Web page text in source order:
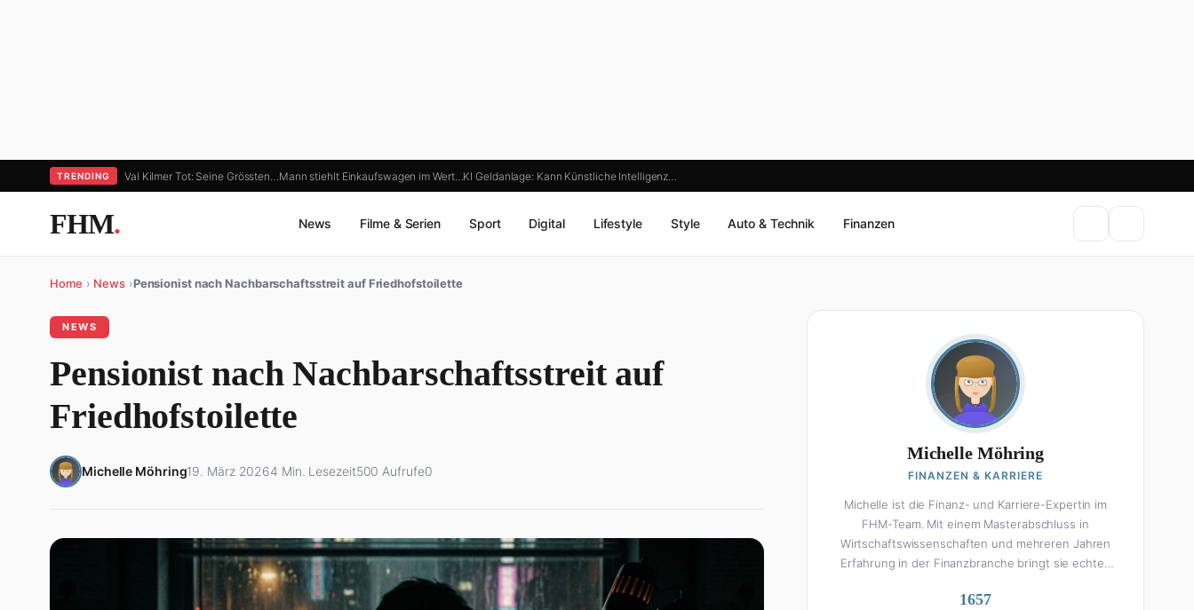
TRENDING Val Kilmer Tot: Seine Grössten… Mann stiehlt Einkaufswagen im Wert… KI Geldanlage: Kann Künstliche Intelligenz…
FHM. News Filme & Serien Sport Digital Lifestyle Style Auto & Technik Finanzen
Home › News ›Pensionist nach Nachbarschaftsstreit auf Friedhofstoilette
NEWS
Pensionist nach Nachbarschaftsstreit auf
Friedhofstoilette
Michelle Möhring19. März 20264 Min. Lesezeit500 Aufrufe0
Michelle Möhring
FINANZEN & KARRIERE
Michelle ist die Finanz- und Karriere-Expertin im
FHM-Team. Mit einem Masterabschluss in
Wirtschaftswissenschaften und mehreren Jahren
Erfahrung in der Finanzbranche bringt sie echtes
Bei Michelle klingt Altersvorsorge nicht wie eine
1657